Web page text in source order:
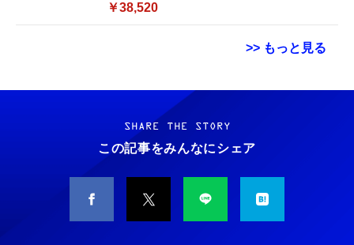
Bluetooth5.0／USB-C／1080p顔認証カメラ
￥38,520
>> もっと見る
Grithope イヤホン タイプC【2026新モデル
耐久性】 有線イヤホン マイク付き HiFi音質
ノイズ低減 重低音 遅延なし
￥949
タイプc 寝ホンイヤホン 寝ホン type-c 有線
睡眠用イヤホン 【音質強化バージョン
霊界コミュニケーションロボット BAKETAN
WARASHI ばけたん ワラシ 改 KAI
￥5,400
M10SR AIペット（コミュニケーションロボッ
ト）
SHARE THE STORY
この記事をみんなにシェア